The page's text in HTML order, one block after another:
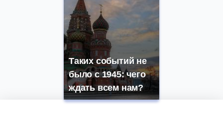
Таких событий не
было с 1945: чего
ждать всем нам?